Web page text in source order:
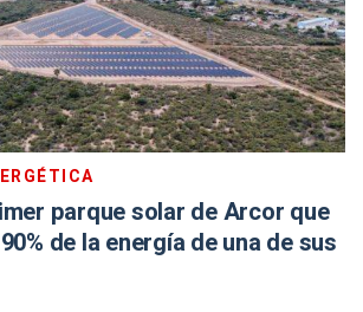
parque solar de Arcor que
de la energía de una de sus